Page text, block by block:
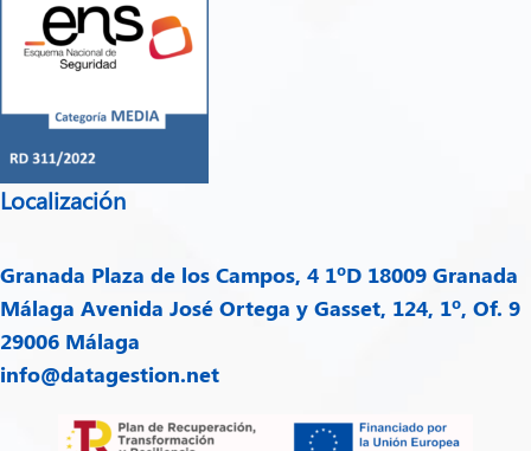
Localización
Granada Plaza de los Campos, 4 1ºD 18009 Granada
Málaga Avenida José Ortega y Gasset, 124, 1º, Of. 9
29006 Málaga
info@datagestion.net